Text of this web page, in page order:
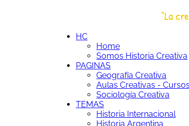
“La
HC
Home
Somos Historia Creativa
PAGINAS
Geografía Creativa
Aulas Creativas - Cursos
Sociología Creativa
TEMAS
Historia Internacional
Historia Argentina